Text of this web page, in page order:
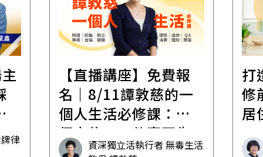
活
打造安心住的家｜裝
修前必懂！住到老的
居住規劃全攻略
林黛羚
遺
財
產